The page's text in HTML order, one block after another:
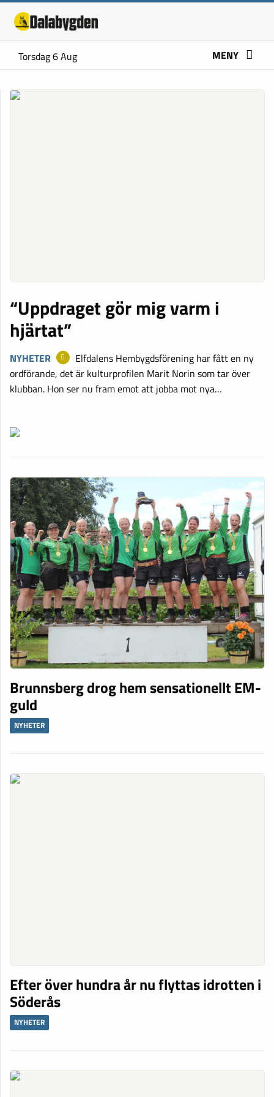
Torsdag 6 Aug MENY
“Uppdraget gör mig varm i
hjärtat”
NYHETER
Elfdalens Hembygdsförening har fått en ny
ordförande, det är kulturprofilen Marit Norin som tar över
klubban. Hon ser nu fram emot att jobba mot nya…
Brunnsberg drog hem sensationellt EM-
guld
NYHETER
Efter över hundra år nu flyttas idrotten i
Söderås
NYHETER